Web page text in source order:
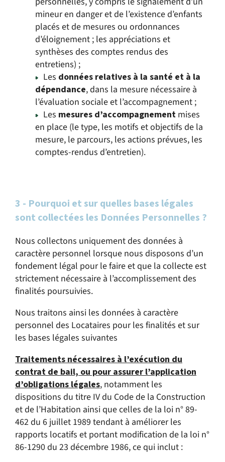
mineur en danger et de l’existence d’enfants
placés et de mesures ou ordonnances
d’éloignement ; les appréciations et
synthèses des comptes rendus des
entretiens) ;
Les données relatives à la santé et à la
dépendance, dans la mesure nécessaire à
l’évaluation sociale et l’accompagnement ;
Les mesures d’accompagnementmises
en place (le type, les motifs et objectifs de la
mesure, le parcours, les actions prévues, les
comptes-rendus d’entretien).
3 - Pourquoi et sur quelles bases légales
sont collectées les Données Personnelles ?
Nous collectons uniquement des données à
caractère personnel lorsque nous disposons d’un
fondement légal pour le faire et que la collecte est
strictement nécessaire à l’accomplissement des
finalités poursuivies.
Nous traitons ainsi les données à caractère
personnel des Locataires pour les finalités et sur
les bases légales suivantes
Traitements nécessaires à l’exécution du
contrat de bail, ou pour assurer l’application
d’obligations légales, notamment les
dispositions du titre IV du Code de la Construction
et de l’Habitation ainsi que celles de la loi n° 89-
462 du 6 juillet 1989 tendant à améliorer les
rapports locatifs et portant modification de la loi n°
86-1290 du 23 décembre 1986, ce qui inclut :